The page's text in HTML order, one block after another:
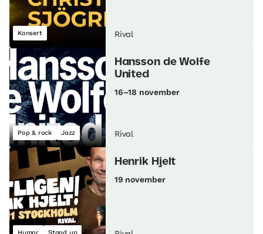
Konsert Rival
Pop & rock Jazz
Hansson de Wolfe
United
16–18 november
Rival
Henrik Hjelt
19 november